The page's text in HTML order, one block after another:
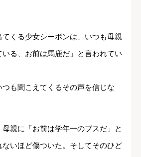
てくる少女シーボンは、いつも母親
る、お前は馬鹿だ」と言われてい
も聞こえてくるその声を信じな
親に「お前は学年一のブスだ」と
いほど傷ついた。そしてそのひど